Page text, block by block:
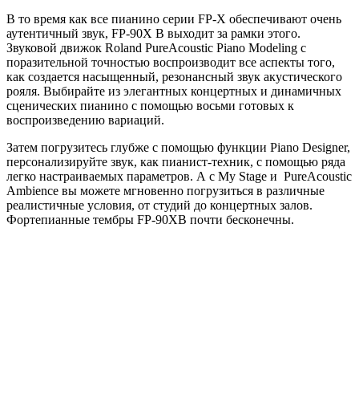
В то время как все пианино серии FP-X обеспечивают очень
аутентичный звук, FP-90X B выходит за рамки этого.
Звуковой движок Roland PureAcoustic Piano Modeling с
поразительной точностью воспроизводит все аспекты того,
как создается насыщенный, резонансный звук акустического
рояля. Выбирайте из элегантных концертных и динамичных
сценических пианино с помощью восьми готовых к
воспроизведению вариаций.
Затем погрузитесь глубже с помощью функции Piano Designer,
персонализируйте звук, как пианист-техник, с помощью ряда
легко настраиваемых параметров. А с My Stage и PureAcoustic
Ambience вы можете мгновенно погрузиться в различные
реалистичные условия, от студий до концертных залов.
Фортепианные тембры FP-90XB почти бесконечны.